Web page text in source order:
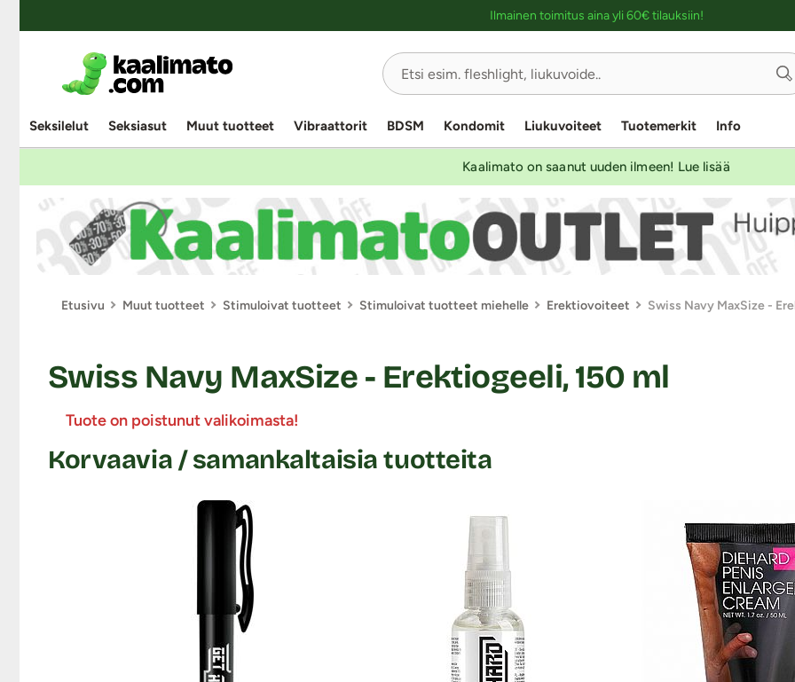
Ilmainen toimitus aina yli 60€ tilauksiin!
Seksilelut Seksiasut Muut tuotteet Vibraattorit BDSM Kondomit Liukuvoiteet Tuotemerkit Info
Kaalimato on saanut uuden ilmeen! Lue lisää
Etusivu Muut tuotteet Stimuloivat tuotteet Stimuloivat tuotteet miehelle Erektiovoiteet Swiss Navy MaxSize -
Swiss Navy MaxSize - Erektiogeeli, 150 ml
Tuote on poistunut valikoimasta!
Korvaavia / samankaltaisia tuotteita